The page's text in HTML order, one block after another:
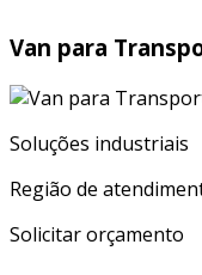
Van para
Soluções industriais
Região de
Solicitar orçamento